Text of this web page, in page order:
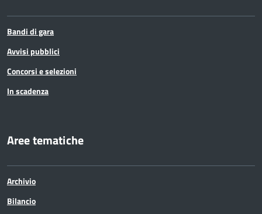
Bandi di gara
Avvisi pubblici
Concorsi e selezioni
In scadenza
Aree tematiche
Archivio
Bilancio